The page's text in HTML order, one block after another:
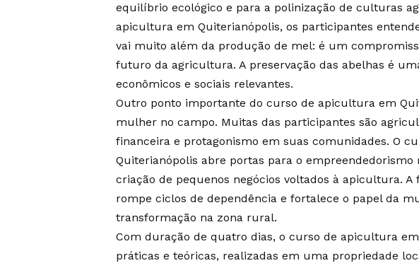
equilíbrio ecológico e para a polinização de culturas
apicultura em Quiterianópolis, os participantes
vai muito além da produção de mel: é um
futuro da agricultura. A preservação das abelhas é
econômicos e sociais relevantes.
Outro ponto importante do curso de apicultura em
mulher no campo. Muitas das participantes são
financeira e protagonismo em suas comunidades. O
Quiterianópolis abre portas para o
criação de pequenos negócios voltados à apicultura.
rompe ciclos de dependência e fortalece o papel da
transformação na zona rural.
Com duração de quatro dias, o curso de apicultura
práticas e teóricas, realizadas em uma propriedade